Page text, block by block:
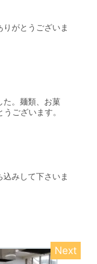
がとうございま
た。麺類、お菓
ございます。
みして下さいま